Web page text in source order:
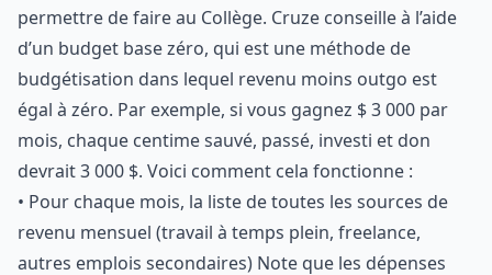
permettre de faire au Collège. Cruze conseille à l’aide
d’un budget base zéro, qui est une méthode de
budgétisation dans lequel revenu moins outgo est
égal à zéro. Par exemple, si vous gagnez $ 3 000 par
mois, chaque centime sauvé, passé, investi et don
devrait 3 000 $. Voici comment cela fonctionne :
• Pour chaque mois, la liste de toutes les sources de
revenu mensuel (travail à temps plein, freelance,
autres emplois secondaires) Note que les dépenses